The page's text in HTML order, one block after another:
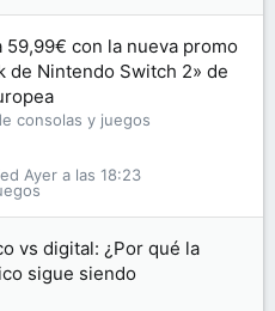
59,99€ con la nueva promo
de Nintendo Switch 2» de
consolas y juegos
Ayer a las 18:23
vs digital: ¿Por qué la
sigue siendo